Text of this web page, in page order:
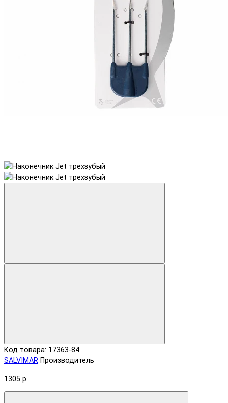
Код товара: 17363-84
SALVIMAR Производитель
1305 р.